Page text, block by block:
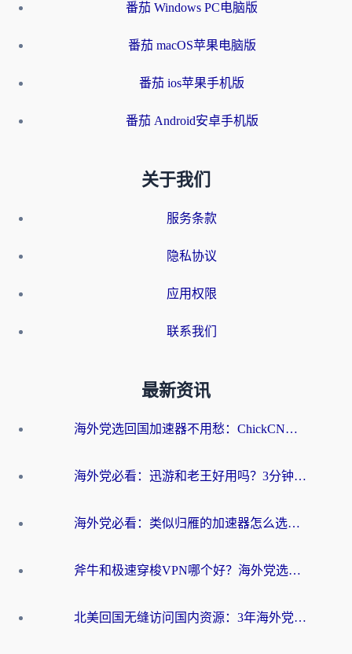
番茄 Windows PC电脑版
番茄 macOS苹果电脑版
番茄 ios苹果手机版
番茄 Android安卓手机版
关于我们
服务条款
隐私协议
应用权限
联系我们
最新资讯
海外党选回国加速器不用愁：ChickCN和洞见哪个好？一篇搞定所有疑问
海外党必看：迅游和老王好用吗？3分钟选对加速国内网络的加速器
海外党必看：类似归雁的加速器怎么选？一篇搞定无缝访问国内资源
斧牛和极速穿梭VPN哪个好？海外党选回国加速器必看的真实对比与避坑指南
北美回国无缝访问国内资源：3年海外党亲测的加速器选择指南